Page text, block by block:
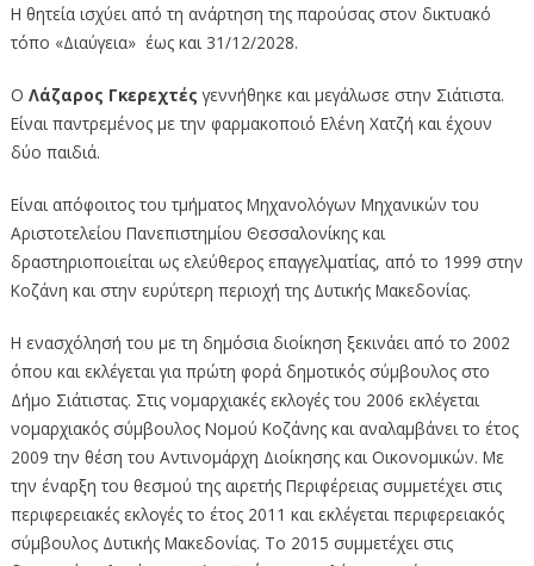
Η θητεία ισχύει από τη ανάρτηση της παρούσας στον δικτυακό
τόπο «Διαύγεια» έως και 31/12/2028.
Ο Λάζαρος Γκερεχτές γεννήθηκε και μεγάλωσε στην Σιάτιστα.
Είναι παντρεμένος με την φαρμακοποιό Ελένη Χατζή και έχουν
δύο παιδιά.
Είναι απόφοιτος του τμήματος Μηχανολόγων Μηχανικών του
Αριστοτελείου Πανεπιστημίου Θεσσαλονίκης και
δραστηριοποιείται ως ελεύθερος επαγγελματίας, από το 1999 στην
Κοζάνη και στην ευρύτερη περιοχή της Δυτικής Μακεδονίας.
Η ενασχόλησή του με τη δημόσια διοίκηση ξεκινάει από το 2002
όπου και εκλέγεται για πρώτη φορά δημοτικός σύμβουλος στο
Δήμο Σιάτιστας. Στις νομαρχιακές εκλογές του 2006 εκλέγεται
νομαρχιακός σύμβουλος Νομού Κοζάνης και αναλαμβάνει το έτος
2009 την θέση του Αντινομάρχη Διοίκησης και Οικονομικών. Με
την έναρξη του θεσμού της αιρετής Περιφέρειας συμμετέχει στις
περιφερειακές εκλογές το έτος 2011 και εκλέγεται περιφερειακός
σύμβουλος Δυτικής Μακεδονίας. Το 2015 συμμετέχει στις